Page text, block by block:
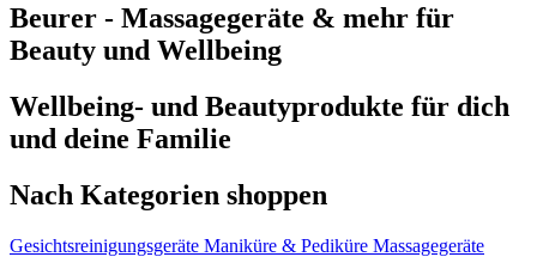
Beurer - Massagegeräte & mehr für
Beauty und Wellbeing
Wellbeing- und Beautyprodukte für dich
und deine Familie
Nach Kategorien shoppen
Gesichtsreinigungsgeräte Maniküre & Pediküre Massagegeräte